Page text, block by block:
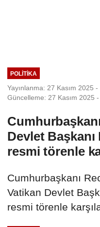
POLITIKA
Yayınlanma: 27 Kasım 2025
Güncelleme: 27 Kasım 2025
Devlet
resmi törenle
Cumhurbaşkanı
Vatikan Devlet
resmi törenle